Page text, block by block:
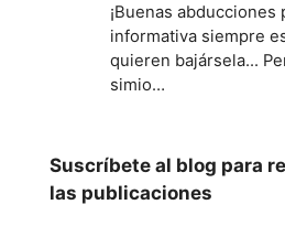
¡Buenas abducciones
informativa siempre
quieren bajársela...
simio…
Suscríbete al blog para
las publicaciones